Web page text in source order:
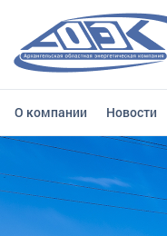
О компании Новости